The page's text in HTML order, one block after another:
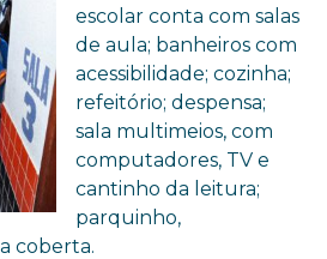
escolar conta com salas
de aula; banheiros com
acessibilidade; cozinha;
refeitório; despensa;
sala multimeios, com
computadores, TV e
cantinho da leitura;
parquinho,
coberta.